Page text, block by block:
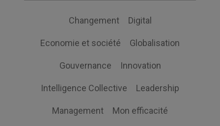
Changement Digital
Economie et société Globalisation
Gouvernance Innovation
Intelligence Collective Leadership
Management Mon efficacité